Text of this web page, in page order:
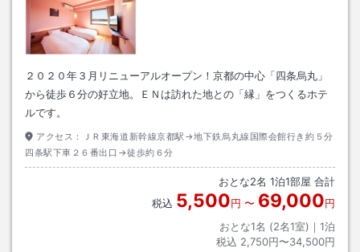
２０２０年３月リニューアルオープン！京都の中心「四条烏丸」
から徒歩６分の好立地。ＥＮは訪れた地との「縁」をつくるホテ
ルです。
アクセス：
ＪＲ東海道新幹線京都駅→地下鉄烏丸線国際会館行き約５分
四条駅下車２６番出口→徒歩約６分
おとな2名 1泊1部屋 合計
税込 5,500円 〜 69,000円
おとな1名 (2名1室)｜ 1泊
税込 2,750円〜34,500円